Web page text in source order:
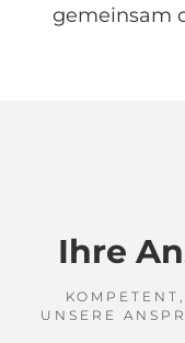
gemeinsam
Ihre
UNSERE